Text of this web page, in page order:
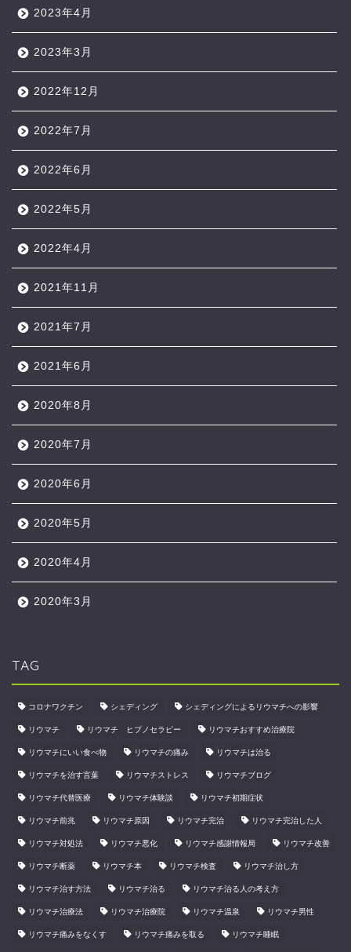
2023年4月
2023年3月
2022年12月
2022年7月
2022年6月
2022年5月
2022年4月
2021年11月
2021年7月
2021年6月
2020年8月
2020年7月
2020年6月
2020年5月
2020年4月
2020年3月
TAG
コロナワクチン シェディング シェディングによるリウマチへの影響
リウマチ リウマチ ヒプノセラピー リウマチおすすめ治療院
リウマチにいい食べ物 リウマチの痛み リウマチは治る
リウマチを治す言葉 リウマチストレス リウマチブログ
リウマチ代替医療 リウマチ体験談 リウマチ初期症状
リウマチ前兆 リウマチ原因 リウマチ完治 リウマチ完治した人
リウマチ対処法 リウマチ悪化 リウマチ感謝情報局 リウマチ改善
リウマチ断薬 リウマチ本 リウマチ検査 リウマチ治し方
リウマチ治す方法 リウマチ治る リウマチ治る人の考え方
リウマチ治療法 リウマチ治療院 リウマチ温泉 リウマチ男性
リウマチ痛みをなくす リウマチ痛みを取る リウマチ睡眠